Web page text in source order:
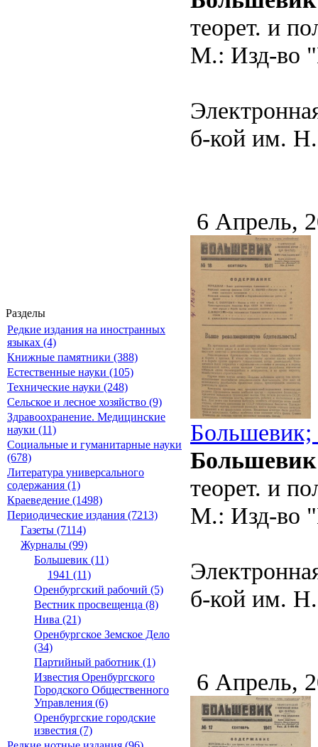
Разделы
Редкие издания на иностранных
языках (4)
Книжные памятники (388)
Естественные науки (105)
Технические науки (248)
Сельское и лесное хозяйство (9)
Здравоохранение. Медицинские
науки (11)
Социальные и гуманитарные науки
(678)
Литература универсального
содержания (1)
Краеведение (1498)
Периодические издания (7213)
Газеты (7114)
Журналы (99)
Большевик (11)
1941 (11)
Оренбургский рабочий (5)
Вестник просвещенца (8)
Нива (21)
Оренбургское Земское Дело
(34)
Партийный работник (1)
Известия Оренбургского
Городского Общественного
Управления (6)
Оренбургские городские
известия (7)
теорет. и
М.: Изд-во
б-кой им.
6 Апрель,
Большевик
теорет. и
М.: Изд-во
б-кой им.
6 Апрель,